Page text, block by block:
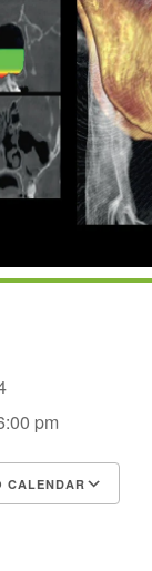
pm
CALENDAR